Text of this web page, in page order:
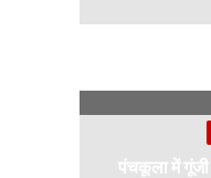
पंचकूला में